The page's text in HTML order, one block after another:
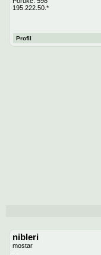
195.222.50.*
Profil
nibleri
mostar